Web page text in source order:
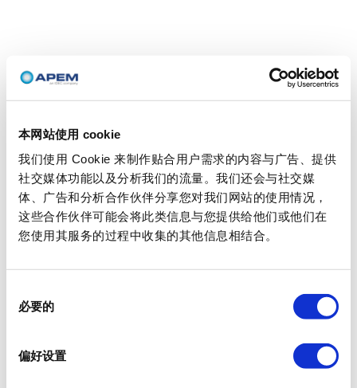
本网站使用 cookie
我们使用 Cookie 来制作贴合用户需求的内容与广告、提供
社交媒体功能以及分析我们的流量。我们还会与社交媒
体、广告和分析合作伙伴分享您对我们网站的使用情况，
这些合作伙伴可能会将此类信息与您提供给他们或他们在
您使用其服务的过程中收集的其他信息相结合。
必要的
偏好设置